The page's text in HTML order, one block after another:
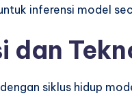
inferensi model
dan
siklus hidup